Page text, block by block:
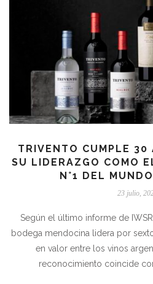
TRIVENTO CUMPLE 30
SU LIDERAZGO COMO
N°1 DEL
23 julio,
Según el último informe de
bodega mendocina lidera por
en valor entre los vinos
reconocimiento coincide